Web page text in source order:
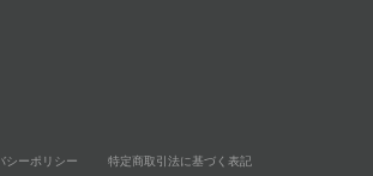
シーポリシー 特定商取引法に基づく表記